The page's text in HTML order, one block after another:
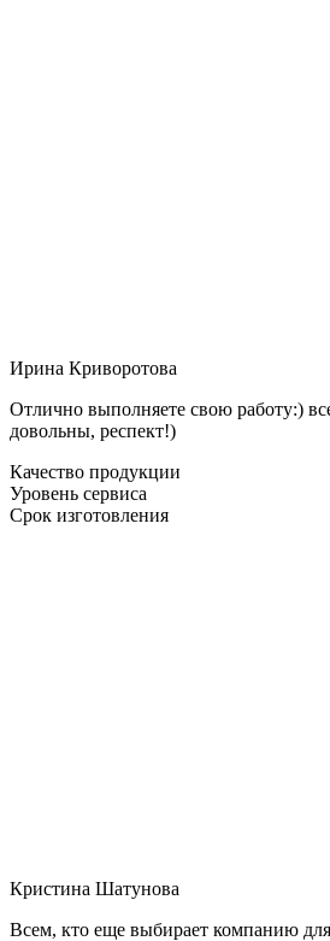
Ирина Криворотова
Отлично выполняете свою работу:)
довольны, респект!)
Качество продукции
Уровень сервиса
Срок изготовления
Кристина Шатунова
Всем, кто еще выбирает компанию